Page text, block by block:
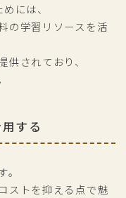
には、
の学習リソースを活
されており、
する
ストを抑える点で魅